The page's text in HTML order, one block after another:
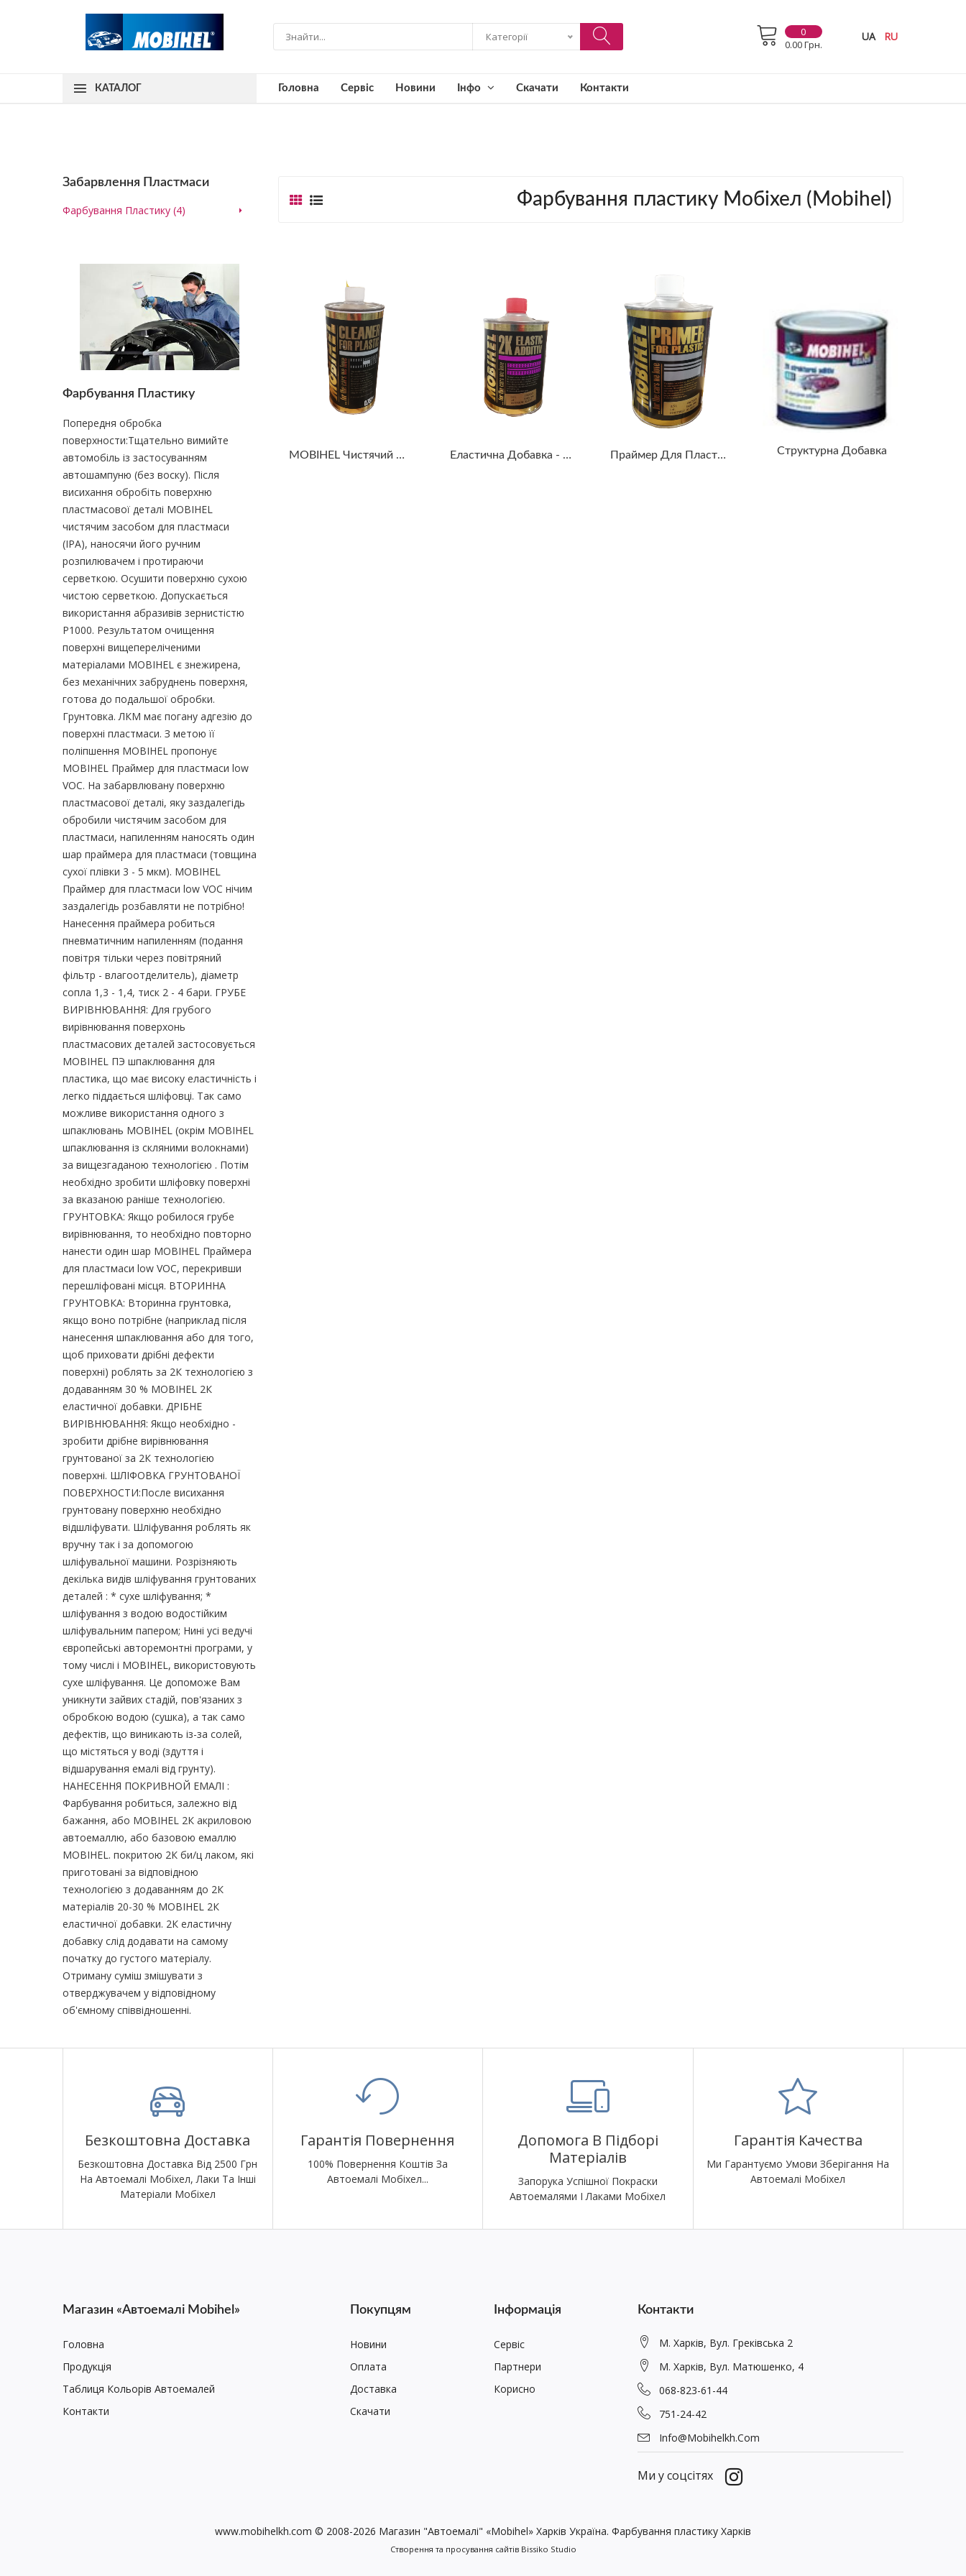
Категорії
0
0.00 Грн.
UA RU
КАТАЛОГ Головна Сервіс Новини Інфо Скачати Контакти
Забарвлення Пластмаси
Фарбування Пластику (4)
Фарбування Пластику
Попередня обробка
поверхности:Тщательно вимийте
автомобіль із застосуванням
автошампуню (без воску). Після
висихання обробіть поверхню
пластмасової деталі MOBIHEL
чистячим засобом для пластмаси
(IPA), наносячи його ручним
розпилювачем і протираючи
серветкою. Осушити поверхню сухою
чистою серветкою. Допускається
використання абразивів зернистістю
Р1000. Результатом очищення
поверхні вищепереліченими
матеріалами MOBIHEL є знежирена,
без механічних забруднень поверхня,
готова до подальшої обробки.
Грунтовка. ЛКМ має погану адгезію до
поверхні пластмаси. З метою її
поліпшення MOBIHEL пропонує
MOBIHEL Праймер для пластмаси low
VOC. На забарвлювану поверхню
пластмасової деталі, яку заздалегідь
обробили чистячим засобом для
пластмаси, напиленням наносять один
шар праймера для пластмаси (товщина
сухої плівки 3 - 5 мкм). MOBIHEL
Праймер для пластмаси low VOC нічим
заздалегідь розбавляти не потрібно!
Нанесення праймера робиться
пневматичним напиленням (подання
повітря тільки через повітряний
фільтр - влагоотделитель), діаметр
сопла 1,3 - 1,4, тиск 2 - 4 бари. ГРУБЕ
ВИРІВНЮВАННЯ: Для грубого
вирівнювання поверхонь
пластмасових деталей застосовується
MOBIHEL ПЭ шпаклювання для
пластика, що має високу еластичність і
легко піддається шліфовці. Так само
можливе використання одного з
шпаклювань MOBIHEL (окрім MOBIHEL
шпаклювання із скляними волокнами)
за вищезгаданою технологією . Потім
необхідно зробити шліфовку поверхні
за вказаною раніше технологією.
ГРУНТОВКА: Якщо робилося грубе
вирівнювання, то необхідно повторно
нанести один шар MOBIHEL Праймера
для пластмаси low VOC, перекривши
перешліфовані місця. ВТОРИННА
ГРУНТОВКА: Вторинна грунтовка,
якщо воно потрібне (наприклад після
нанесення шпаклювання або для того,
щоб приховати дрібні дефекти
поверхні) роблять за 2К технологією з
додаванням 30 % MOBIHEL 2К
еластичної добавки. ДРІБНЕ
ВИРІВНЮВАННЯ: Якщо необхідно -
зробити дрібне вирівнювання
грунтованої за 2К технологією
поверхні. ШЛІФОВКА ГРУНТОВАНОЇ
ПОВЕРХНОСТИ:После висихання
грунтовану поверхню необхідно
відшліфувати. Шліфування роблять як
вручну так і за допомогою
шліфувальної машини. Розрізняють
декілька видів шліфування грунтованих
деталей : * сухе шліфування; *
шліфування з водою водостійким
шліфувальним папером; Нині усі ведучі
європейські авторемонтні програми, у
тому числі і MOBIHEL, використовують
сухе шліфування. Це допоможе Вам
уникнути зайвих стадій, пов'язаних з
обробкою водою (сушка), а так само
дефектів, що виникають із-за солей,
що містяться у воді (здуття і
відшарування емалі від грунту).
НАНЕСЕННЯ ПОКРИВНОЙ ЕМАЛІ :
Фарбування робиться, залежно від
бажання, або MOBIHEL 2К акриловою
автоемаллю, або базовою емаллю
MOBIHEL. покритою 2К би/ц лаком, які
приготовані за відповідною
технологією з додаванням до 2К
матеріалів 20-30 % MOBIHEL 2К
еластичної добавки. 2К еластичну
добавку слід додавати на самому
початку до густого матеріалу.
Отриману суміш змішувати з
отверджувачем у відповідному
об'ємному співвідношенні.
Фарбування пластику Мобіхел (Mobihel)
MOBIHEL Чистячий Засіб Для Пластмаси Low VOC Еластична Добавка - Для 2к Матеріалів Праймер Для Пластмаси 1к - Для Адгезії Структурна Добавка
Безкоштовна Доставка
Безкоштовна Доставка Від 2500 Грн
На Автоемалі Мобіхел, Лаки Та Інші
Матеріали Мобіхел
Гарантія Повернення
100% Повернення Коштів За
Автоемалі Мобіхел...
Допомога В Підборі
Матеріалів
Запорука Успішної Покраски
Автоемалями І Лаками Мобіхел
Гарантія Качества
Ми Гарантуємо Умови Зберігання На
Автоемалі Мобіхел
Магазин «Автоемалі Mobihel»
Головна
Продукція
Таблиця Кольорів Автоемалей
Контакти
Покупцям
Новини
Оплата
Доставка
Скачати
Інформація
Сервіс
Партнери
Корисно
Контакти
М. Харків, Вул. Греківська 2
М. Харків, Вул. Матюшенко, 4
068-823-61-44
751-24-42
Info@mobihelkh.com
Ми у соцсітях
www.mobihelkh.com © 2008-2026 Магазин "Автоемалі" «Mobihel» Харків Україна. Фарбування пластику Харків
Створення та просування сайтівBissiko Studio